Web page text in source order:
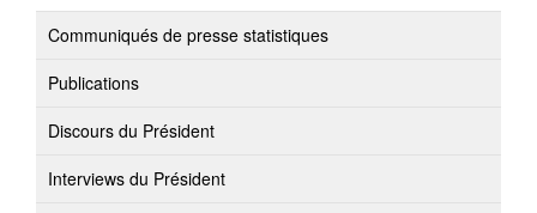
Communiqués de presse statistiques
Publications
Discours du Président
Interviews du Président